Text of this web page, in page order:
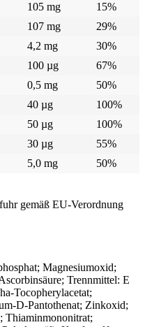
105 mg
15%
107 mg
29%
4,2 mg
30%
100 µg
67%
0,5 mg
50%
40 µg
100%
50 µg
100%
30 µg
55%
5,0 mg 50%
gemäß EU-Verordnung
Magnesiumoxid;
Trennmittel: E
Tocopherylacetat;
D-Pantothenat; Zinkoxid;
Thiaminmononitrat;